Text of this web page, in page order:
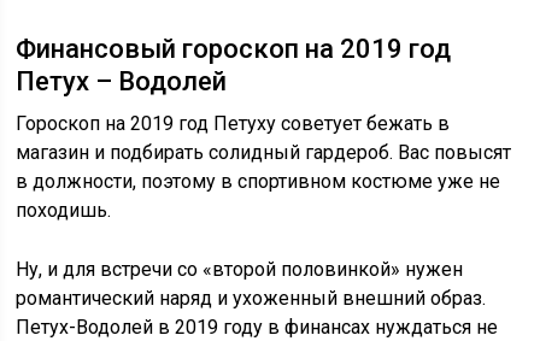
Финансовый гороскоп на 2019 год
Петух – Водолей
Гороскоп на 2019 год Петуху советует бежать в
магазин и подбирать солидный гардероб. Вас повысят
в должности, поэтому в спортивном костюме уже не
походишь.
Ну, и для встречи со «второй половинкой» нужен
романтический наряд и ухоженный внешний образ.
Петух-Водолей в 2019 году в финансах нуждаться не